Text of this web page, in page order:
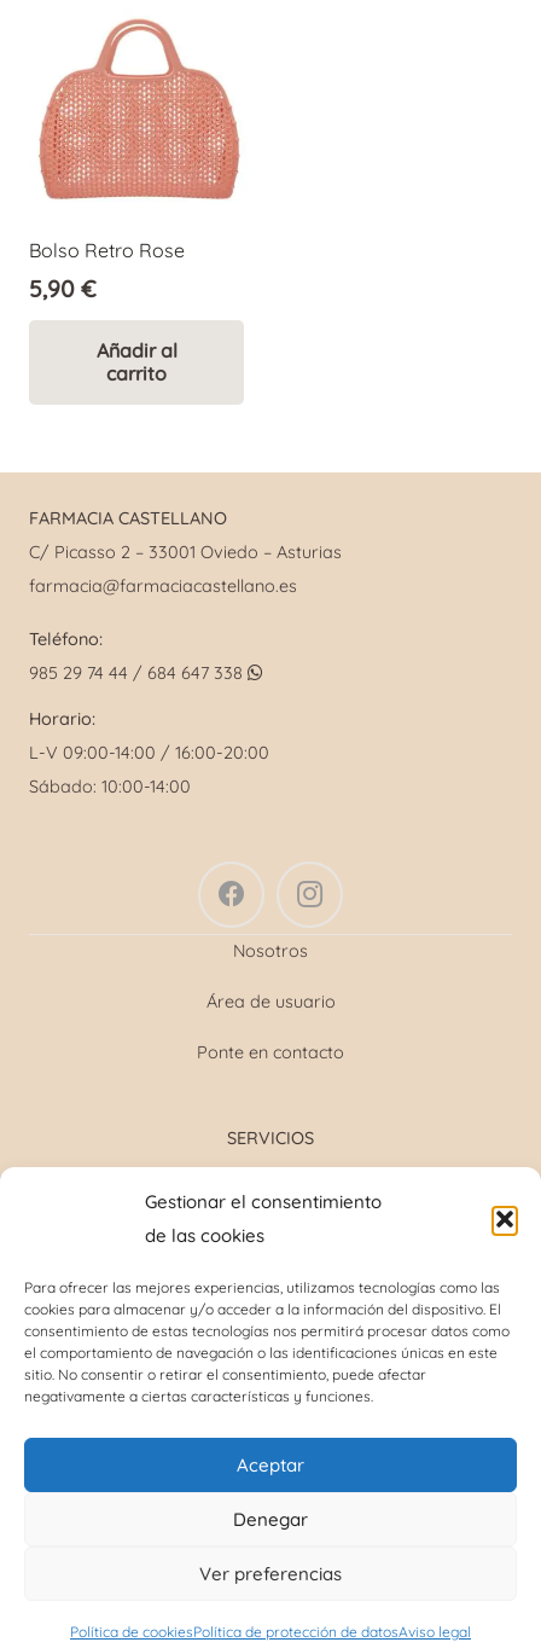
Gestionar el consentimiento
de las cookies
Para ofrecer las mejores experiencias, utilizamos tecnologías como las
cookies para almacenar y/o acceder a la información del dispositivo. El
consentimiento de estas tecnologías nos permitirá procesar datos como
el comportamiento de navegación o las identificaciones únicas en este
sitio. No consentir o retirar el consentimiento, puede afectar
negativamente a ciertas características y funciones.
Aceptar
Denegar
Ver preferencias
Política de cookiesPolítica de protección de datosAviso legal
Bolso Retro Rose
5,90 €
Añadir al
carrito
FARMACIA CASTELLANO
C/ Picasso 2 – 33001 Oviedo – Asturias
farmacia@farmaciacastellano.es
Teléfono:
985 29 74 44 / 684 647 338
Horario:
L-V 09:00-14:00 / 16:00-20:00
Sábado: 10:00-14:00
Nosotros
Área de usuario
Ponte en contacto
SERVICIOS
Determinación glucosa y colesterol total
Perforación del lóbulo de la oreja
Análisis capilar
INFORMACIÓN DE INTERÉS
Términos y condiciones
Política de protección de datos
Política de devoluciones y reembolsos